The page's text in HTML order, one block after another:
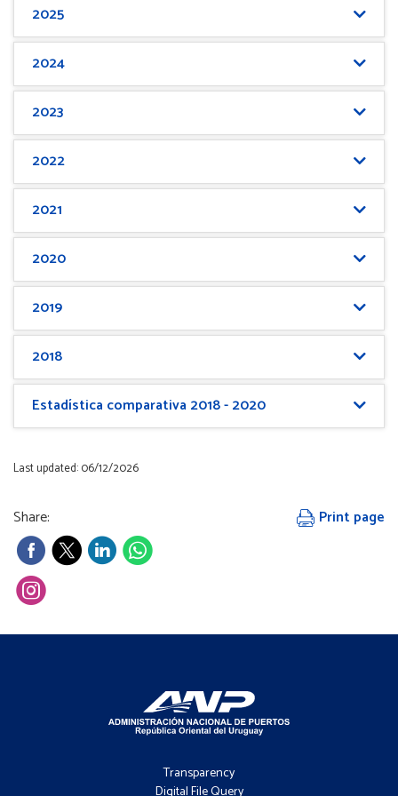
2025
2024
2023
2022
2021
2020
2019
2018
Estadística comparativa 2018 - 2020
Last updated: 06/12/2026
Share: Print page
-
Transparency